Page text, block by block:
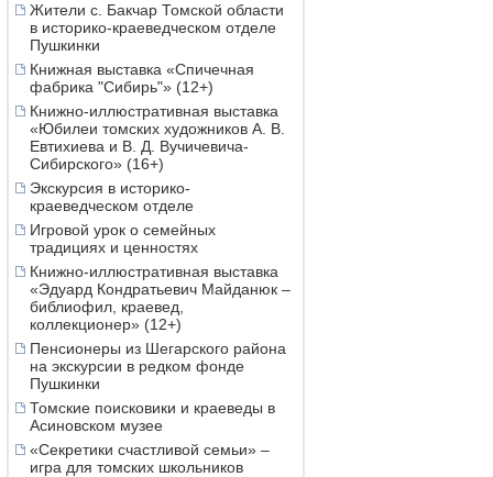
Жители с. Бакчар Томской области
в историко-краеведческом отделе
Пушкинки
Книжная выставка «Спичечная
фабрика "Сибирь"» (12+)
Книжно-иллюстративная выставка
«Юбилеи томских художников А. В.
Евтихиева и В. Д. Вучичевича-
Сибирского» (16+)
Экскурсия в историко-
краеведческом отделе
Игровой урок о семейных
традициях и ценностях
Книжно-иллюстративная выставка
«Эдуард Кондратьевич Майданюк –
библиофил, краевед,
коллекционер» (12+)
Пенсионеры из Шегарского района
на экскурсии в редком фонде
Пушкинки
Томские поисковики и краеведы в
Асиновском музее
«Секретики счастливой семьи» –
игра для томских школьников